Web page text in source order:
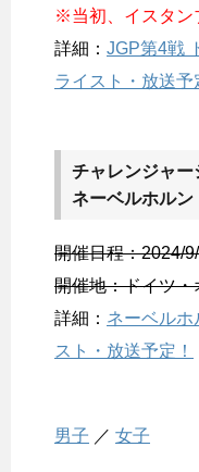
※当初、イスタン
詳細： JGP第4戦
ライスト・放送予
チャレンジャ
ネーベルホル
開催日程：2024/
開催地：ドイツ
詳細： ネーベルホ
スト・放送予定！
男子 ／ 女子